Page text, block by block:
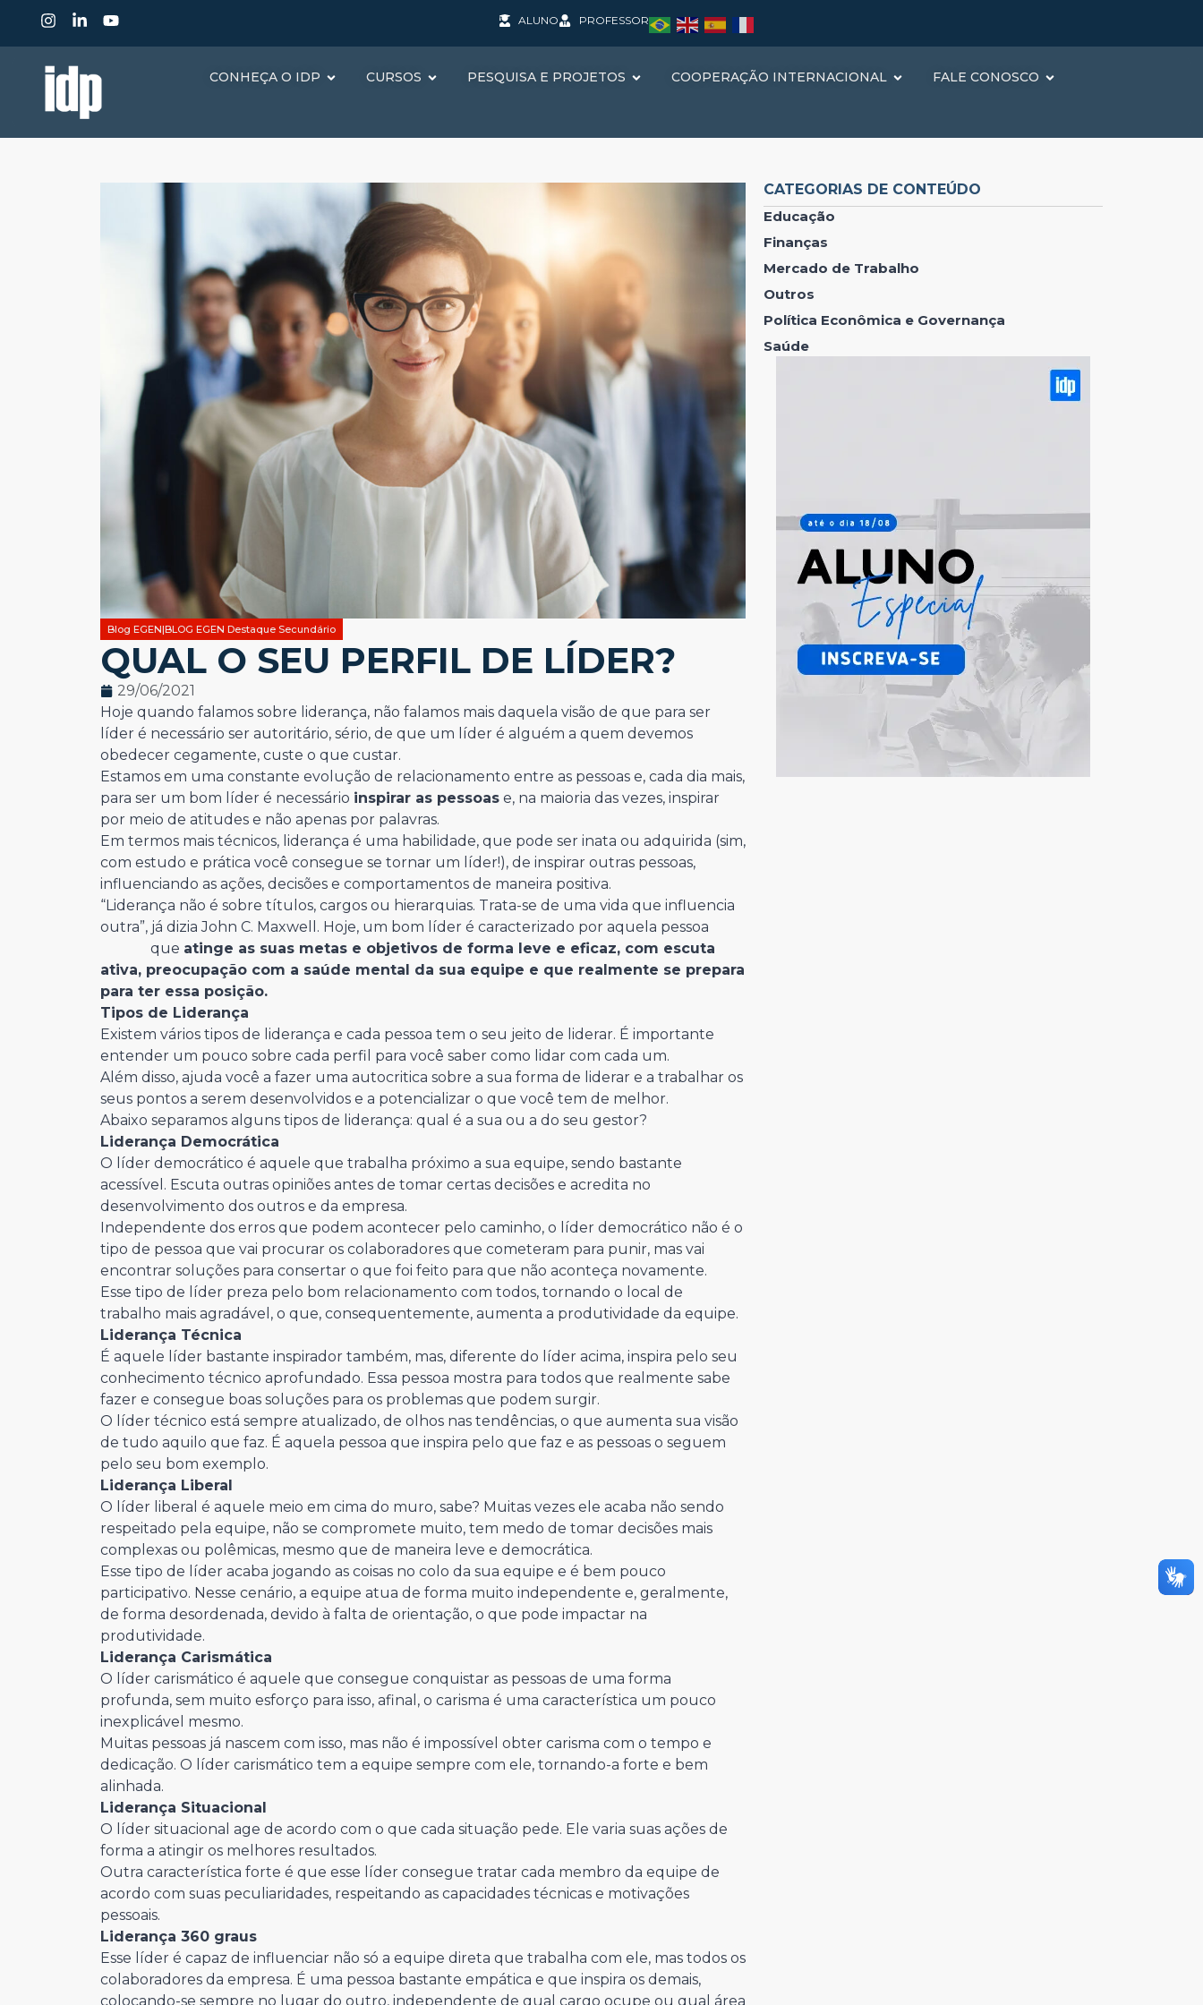
ALUNO PROFESSOR
CONHEÇA O IDP CURSOS PESQUISA E PROJETOS COOPERAÇÃO INTERNACIONAL FALE CONOSCO
Blog EGEN|BLOG EGEN Destaque Secundário
QUAL O SEU PERFIL DE LÍDER?
29/06/2021
Hoje quando falamos sobre liderança, não falamos mais daquela visão de que para ser
líder é necessário ser autoritário, sério, de que um líder é alguém a quem devemos
obedecer cegamente, custe o que custar.
Estamos em uma constante evolução de relacionamento entre as pessoas e, cada dia mais,
para ser um bom líder é necessário inspirar as pessoas e, na maioria das vezes, inspirar
por meio de atitudes e não apenas por palavras.
Em termos mais técnicos, liderança é uma habilidade, que pode ser inata ou adquirida (sim,
com estudo e prática você consegue se tornar um líder!), de inspirar outras pessoas,
influenciando as ações, decisões e comportamentos de maneira positiva.
“Liderança não é sobre títulos, cargos ou hierarquias. Trata-se de uma vida que influencia
outra”, já dizia John C. Maxwell. Hoje, um bom líder é caracterizado por aquela pessoa
que atinge as suas metas e objetivos de forma leve e eficaz, com escuta
ativa, preocupação com a saúde mental da sua equipe e que realmente se prepara
para ter essa posição.
Tipos de Liderança
Existem vários tipos de liderança e cada pessoa tem o seu jeito de liderar. É importante
entender um pouco sobre cada perfil para você saber como lidar com cada um.
Além disso, ajuda você a fazer uma autocritica sobre a sua forma de liderar e a trabalhar os
seus pontos a serem desenvolvidos e a potencializar o que você tem de melhor.
Abaixo separamos alguns tipos de liderança: qual é a sua ou a do seu gestor?
Liderança Democrática
O líder democrático é aquele que trabalha próximo a sua equipe, sendo bastante
acessível. Escuta outras opiniões antes de tomar certas decisões e acredita no
desenvolvimento dos outros e da empresa.
Independente dos erros que podem acontecer pelo caminho, o líder democrático não é o
tipo de pessoa que vai procurar os colaboradores que cometeram para punir, mas vai
encontrar soluções para consertar o que foi feito para que não aconteça novamente.
Esse tipo de líder preza pelo bom relacionamento com todos, tornando o local de
trabalho mais agradável, o que, consequentemente, aumenta a produtividade da equipe.
Liderança Técnica
É aquele líder bastante inspirador também, mas, diferente do líder acima, inspira pelo seu
conhecimento técnico aprofundado. Essa pessoa mostra para todos que realmente sabe
fazer e consegue boas soluções para os problemas que podem surgir.
O líder técnico está sempre atualizado, de olhos nas tendências, o que aumenta sua visão
de tudo aquilo que faz. É aquela pessoa que inspira pelo que faz e as pessoas o seguem
pelo seu bom exemplo.
Liderança Liberal
O líder liberal é aquele meio em cima do muro, sabe? Muitas vezes ele acaba não sendo
respeitado pela equipe, não se compromete muito, tem medo de tomar decisões mais
complexas ou polêmicas, mesmo que de maneira leve e democrática.
Esse tipo de líder acaba jogando as coisas no colo da sua equipe e é bem pouco
participativo. Nesse cenário, a equipe atua de forma muito independente e, geralmente,
de forma desordenada, devido à falta de orientação, o que pode impactar na
produtividade.
Liderança Carismática
O líder carismático é aquele que consegue conquistar as pessoas de uma forma
profunda, sem muito esforço para isso, afinal, o carisma é uma característica um pouco
inexplicável mesmo.
Muitas pessoas já nascem com isso, mas não é impossível obter carisma com o tempo e
dedicação. O líder carismático tem a equipe sempre com ele, tornando-a forte e bem
alinhada.
Liderança Situacional
O líder situacional age de acordo com o que cada situação pede. Ele varia suas ações de
forma a atingir os melhores resultados.
Outra característica forte é que esse líder consegue tratar cada membro da equipe de
acordo com suas peculiaridades, respeitando as capacidades técnicas e motivações
pessoais.
Liderança 360 graus
Esse líder é capaz de influenciar não só a equipe direta que trabalha com ele, mas todos os
colaboradores da empresa. É uma pessoa bastante empática e que inspira os demais,
colocando-se sempre no lugar do outro, independente de qual cargo ocupe ou qual área
CATEGORIAS DE CONTEÚDO
Educação
Finanças
Mercado de Trabalho
Outros
Política Econômica e Governança
Saúde